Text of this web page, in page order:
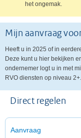
het ongemak.
Mijn aanvraag
Heeft u in 2025 of in
Deze kunt u hier bekijken
ondernemer logt u in met
RVO diensten op niveau
Direct regelen
Aanvraag